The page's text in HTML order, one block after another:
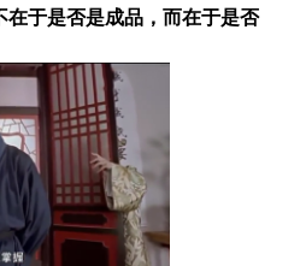
在于是否是成品，而在于是否